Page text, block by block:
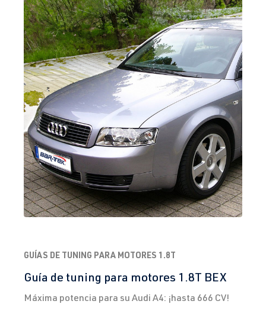
GUÍAS DE TUNING PARA MOTORES 1.8T
Guía de tuning para motores 1.8T BEX
Máxima potencia para su Audi A4: ¡hasta 666 CV!